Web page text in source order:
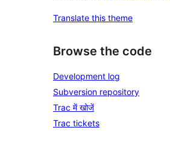
Translate this theme
Browse the code
Development log
Subversion repository
Trac में खोजें
Trac tickets